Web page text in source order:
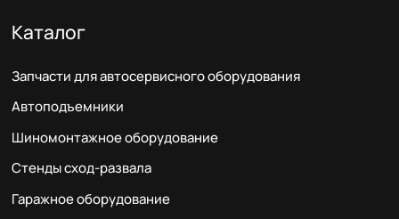
Каталог
Запчасти для автосервисного оборудования
Автоподъемники
Шиномонтажное оборудование
Стенды сход-развала
Гаражное оборудование